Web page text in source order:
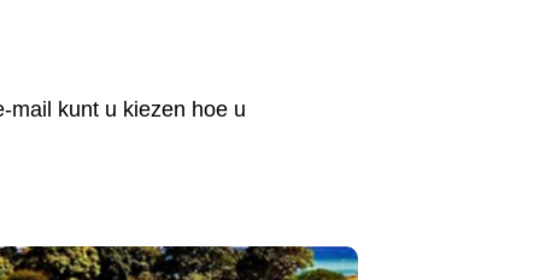
mail kunt u kiezen hoe u